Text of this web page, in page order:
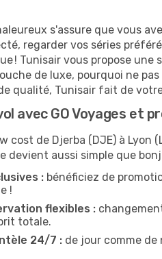
s'assure que vous
regarder vos séries
! Tunisair vous propose
de luxe, pourquoi ne
qualité, Tunisair fait de
avec GO Voyages et
cost de Djerba (DJE) à Lyon
devient aussi simple que
: bénéficiez de
!
flexibles :
totale.
24/7 : de jour comme